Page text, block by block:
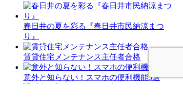
春日井の夏を彩る『春日井市民納涼まつ
り』
賃貸住宅メンテナンス主任者合格
意外と知らない！スマホの便利機能5選